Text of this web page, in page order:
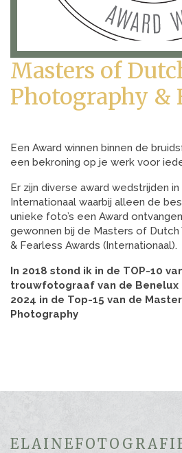
Masters of
Photography &
Een Award winnen binnen de
een bekroning op je werk voor
Er zijn diverse award wedstrijden
Internationaal waarbij alleen de
unieke foto’s een Award
gewonnen bij de Masters of Dutch
& Fearless Awards (Internationaal).
In 2018 stond ik in de TOP-10
trouwfotograaf van de Benelux
2024 in de Top-15 van de
Photography